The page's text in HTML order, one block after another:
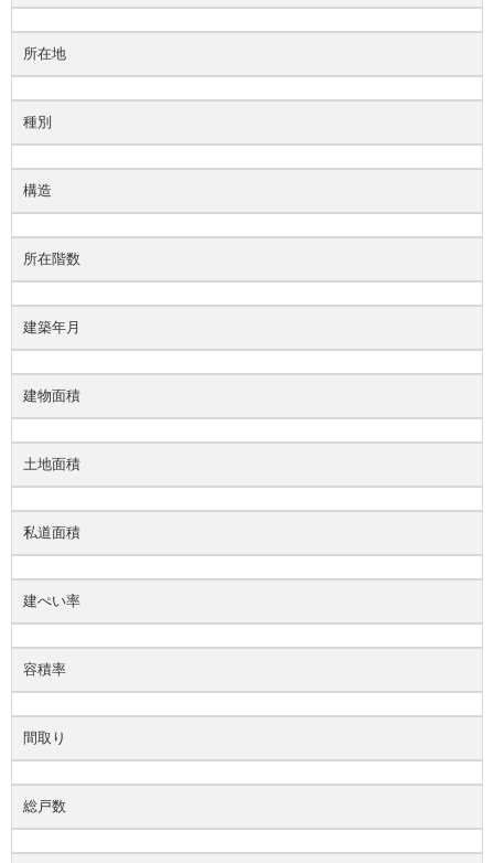
所在地
種別
構造
所在階数
建築年月
建物面積
土地面積
私道面積
建ぺい率
容積率
間取り
総戸数